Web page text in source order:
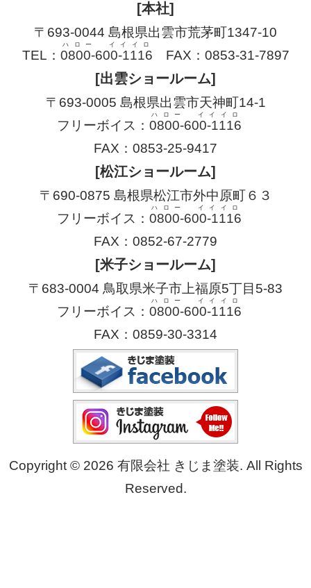
[本社]
〒693-0044 島根県出雲市荒茅町1347-10
TEL： 0800-600-1116
ハロー イイイロ
FAX：0853-31-7897
[出雲ショールーム]
〒693-0005 島根県出雲市天神町14-1
フリーボイス： 0800-600-1116
ハロー イイイロ
FAX：0853-25-9417
[松江ショールーム]
〒690-0875 島根県松江市外中原町６３
フリーボイス： 0800-600-1116
ハロー イイイロ
FAX：0852-67-2779
[米子ショールーム]
〒683-0004 鳥取県米子市上福原5丁目5-83
フリーボイス： 0800-600-1116
ハロー イイイロ
FAX：0859-30-3314
Copyright © 2026 有限会社 きじま塗装. All Rights
Reserved.